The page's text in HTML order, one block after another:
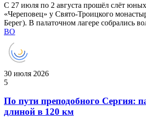
С 27 июля по 2 августа прошёл слёт юных
«Череповец» у Свято-Троицкого
Берег). В палаточном лагере собрались
ВО
30 июля 2026
5
По пути преподобного Сергия:
длиной в 120 км